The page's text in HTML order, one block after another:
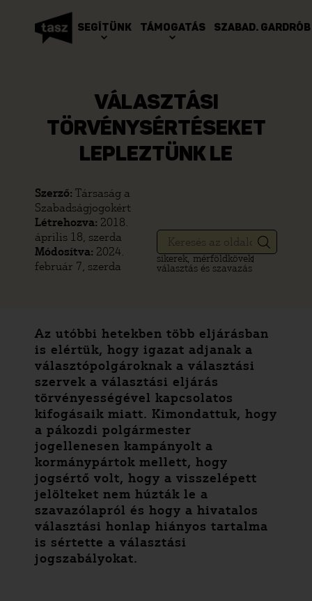
SEGÍTÜNK TÁMOGATÁS SZABAD. GARDRÓB
VÁLASZTÁSI
TÖRVÉNYSÉRTÉSEKET
LEPLEZTÜNK LE
Szerző: Társaság a
Szabadságjogokért
Létrehozva: 2018.
április 18, szerda
Módosítva: 2024.
február 7, szerda
sikerek, mérföldkövek
választás és szavazás
Az utóbbi hetekben több eljárásban
is elértük, hogy igazat adjanak a
választópolgároknak a választási
szervek a választási eljárás
törvényességével kapcsolatos
kifogásaik miatt. Kimondattuk, hogy
a pákozdi polgármester
jogellenesen kampányolt a
kormánypártok mellett, hogy
jogsértő volt, hogy a visszelépett
jelölteket nem húzták le a
szavazólapról és hogy a hivatalos
választási honlap hiányos tartalma
is sértette a választási
jogszabályokat.